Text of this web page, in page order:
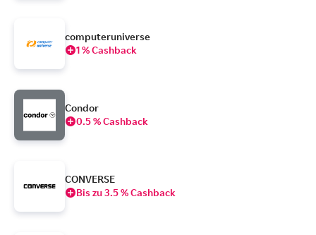
computeruniverse
1 % Cashback
Condor
0.5 % Cashback
CONVERSE
Bis zu 3.5 % Cashback